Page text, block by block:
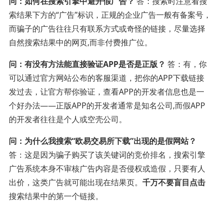
索结果下方的“广告”标识，正规的企业广告一般有备案号，
而骗子的广告往往只有联系方式或奇怪的链接，尽量选择
自然搜索结果中的网页,而非付费推广位。
问：有没有方法能直接验证APP是否是正版？ 答：有，你
可以通过官方网站公布的客服渠道，把你的APP下载链接
发过去，让官方帮你验证，查看APP的开发者信息也是一
个好办法——正版APP的开发者通常是知名公司,而假APP
的开发者往往是个人或空壳公司。
问：为什么我搜索“欧易交易所下载”出现的是假网站？
答：这是因为骗子购买了该关键词的竞价排名，搜索引擎
广告系统本身不审核广告内容是否侵权或造假，只要有人
出价，这类广告就可能出现在结果页。 千万不要盲目点击
搜索结果中的第一个链接。